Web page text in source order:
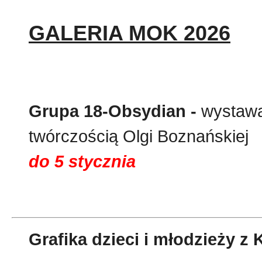
GALERIA MOK 2026
Grupa 18-Obsydian -
twórczością Olgi Boznańskiej
do 5 stycznia
Grafika dzieci i młodzieży z